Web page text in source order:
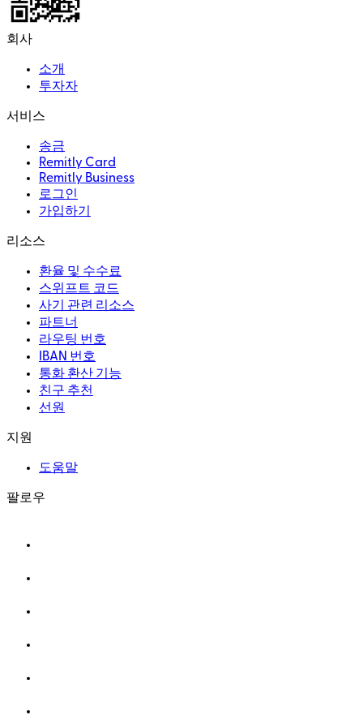
회사
소개
투자자
서비스
송금
Remitly Card
Remitly Business
로그인
가입하기
리소스
환율 및 수수료
스위프트 코드
사기 관련 리소스
파트너
라우팅 번호
IBAN 번호
통화 환산 기능
친구 추천
선원
지원
도움말
팔로우